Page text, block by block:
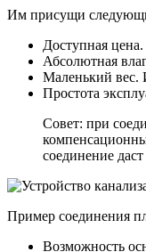
Им присущи
Доступная
Абсолютная
Маленький вес.
Простота
Совет: при
соединение даст
Пример соединения
Возможность